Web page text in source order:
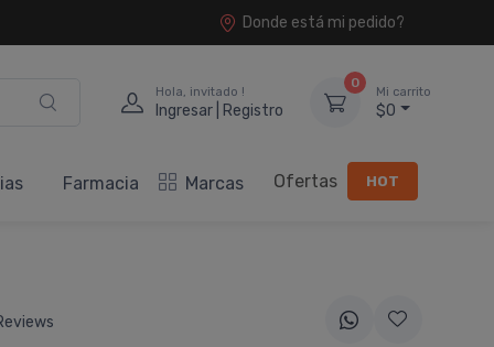
Donde está mi pedido?
Hola, invitado !
Ingresar | Registro
0
Mi carrito
$0
Farmacia Marcas Ofertas HOT